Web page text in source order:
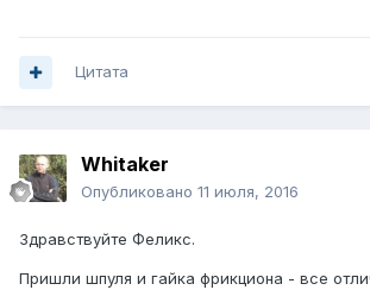
Цитата
Whitaker
Опубликовано 11 июля, 2016
Здравствуйте Феликс.
Пришли шпуля и гайка фрикциона - все